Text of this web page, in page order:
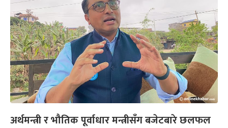
अर्थमन्त्री र भौतिक पूर्वाधार मन्त्रीसँग बजेटबारे छलफल